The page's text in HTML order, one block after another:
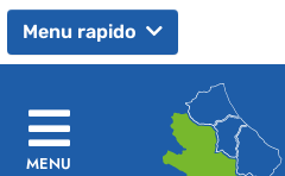
Menu rapido
MENU